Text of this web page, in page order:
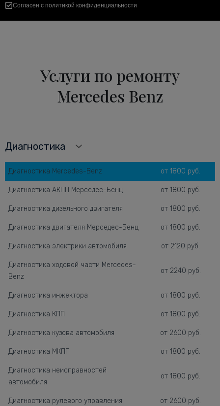
Согласен с политикой конфиденциальности
Услуги по ремонту
Mercedes Benz
Диагностика
Диагностика Mercedes-Benz от 1800 руб.
Диагностика АКПП Мерседес-Бенц от 1800 руб.
Диагностика дизельного двигателя от 1800 руб.
Диагностика двигателя Мерседес-Бенц от 1800 руб.
Диагностика электрики автомобиля от 2120 руб.
Диагностика ходовой части Mercedes-
Benz
от 2240 руб.
Диагностика инжектора от 1800 руб.
Диагностика КПП от 1800 руб.
Диагностика кузова автомобиля от 2600 руб.
Диагностика МКПП от 1800 руб.
Диагностика неисправностей
автомобиля
от 1800 руб.
Диагностика рулевого управления от 2600 руб.